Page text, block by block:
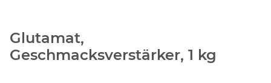
Glutamat,
Geschmacksverstärker, 1 kg